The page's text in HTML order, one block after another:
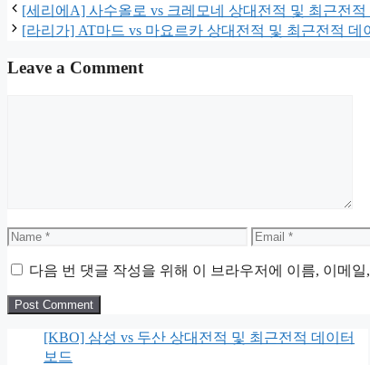
[세리에A] 사수올로 vs 크레모네 상대전적 및 최근전적
[라리가] AT마드 vs 마요르카 상대전적 및 최근전적 데
Leave a Comment
Name Email
다음 번 댓글 작성을 위해 이 브라우저에 이름, 이메
[KBO] 삼성 vs 두산 상대전적 및 최근전적 데이터
보드